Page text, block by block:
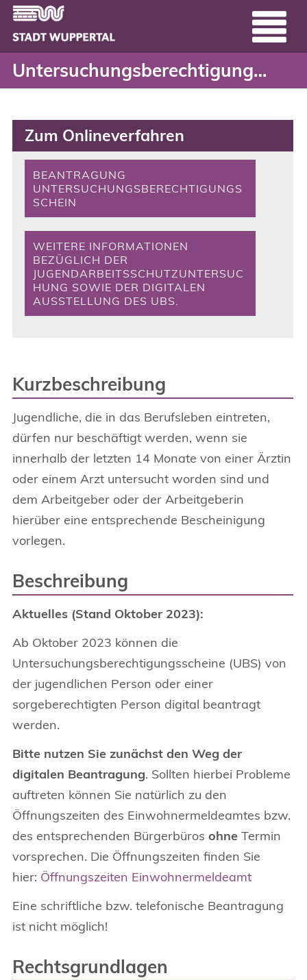
Zum Hauptinhalt springen
Header
Untersuchungsberechtigungsschein
Zum Onlineverfahren
BEANTRAGUNG
UNTERSUCHUNGSBERECHTIGUNGS
SCHEIN
WEITERE INFORMATIONEN
BEZÜGLICH DER
JUGENDARBEITSSCHUTZUNTERSUC
HUNG SOWIE DER DIGITALEN
AUSSTELLUNG DES UBS.
Kurzbeschreibung
Jugendliche, die in das Berufsleben eintreten,
dürfen nur beschäftigt werden, wenn sie
innerhalb der letzten 14 Monate von einer Ärztin
oder einem Arzt untersucht worden sind und
dem Arbeitgeber oder der Arbeitgeberin
hierüber eine entsprechende Bescheinigung
vorlegen.
Beschreibung
Aktuelles (Stand Oktober 2023):
Ab Oktober 2023 können die
Untersuchungsberechtigungsscheine (UBS) von
der jugendlichen Person oder einer
sorgeberechtigten Person digital beantragt
werden.
Bitte nutzen Sie zunächst den Weg der
digitalen Beantragung. Sollten hierbei Probleme
auftreten können Sie natürlich zu den
Öffnungszeiten des Einwohnermeldeamtes bzw.
des entsprechenden Bürgerbüros ohne Termin
vorsprechen. Die Öffnungszeiten finden Sie
hier: Öffnungszeiten Einwohnermeldeamt
Eine schriftliche bzw. telefonische Beantragung
ist nicht möglich!
Rechtsgrundlagen